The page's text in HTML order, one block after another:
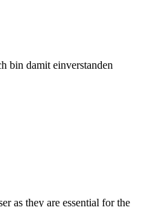
bin damit einverstanden
as they are essential for the